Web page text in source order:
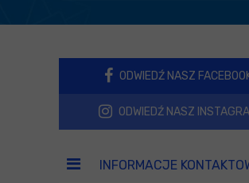
ODWIEDŹ NASZ
ODWIEDŹ NASZ
INFORMACJE